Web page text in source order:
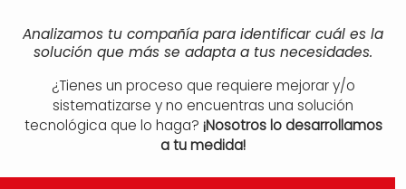
Analizamos tu compañía para identificar cuál es la
solución que más se adapta a tus necesidades.
¿Tienes un proceso que requiere mejorar y/o
sistematizarse y no encuentras una solución
tecnológica que lo haga? ¡Nosotros lo desarrollamos
a tu medida!